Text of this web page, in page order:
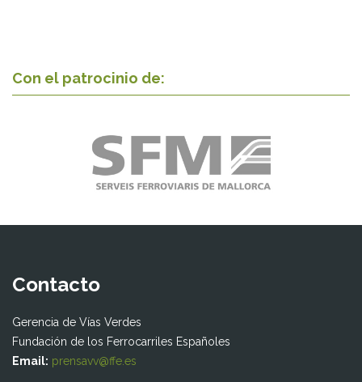
Con el patrocinio de:
Contacto
Gerencia de Vías Verdes
Fundación de los Ferrocarriles Españoles
Email: prensavv@ffe.es